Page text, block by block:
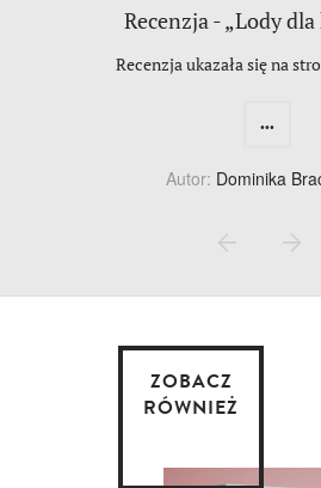
Recenzja - „Lody
Recenzja ukazała się na
...
Autor: Dominika
ZOBACZ
RÓWNIEŻ